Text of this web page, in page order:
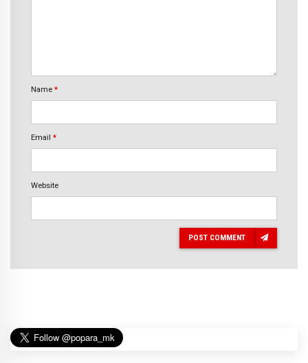
Name *
Email *
Website
POST COMMENT